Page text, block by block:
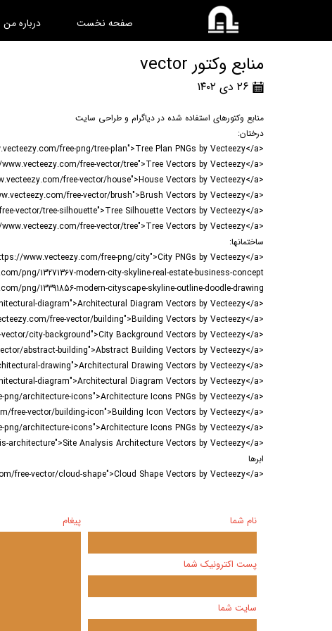
صفحه نخست درباره من
منابع وکتور vector
۲۶ دی ۱۴۰۲
منابع وکتورهای استفاده شده در دیاگرام و طراحی سایت
درختان:
<a href="https://www.vecteezy.com/free-png/tree-plan">Tree Plan PNGs by Vecteezy</a>
<a href="https://www.vecteezy.com/free-vector/tree">Tree Vectors by Vecteezy</a>
<a href="https://www.vecteezy.com/free-vector/house">House Vectors by Vecteezy</a>
<a href="https://www.vecteezy.com/free-vector/brush">Brush Vectors by Vecteezy</a>
<a href="https://www.vecteezy.com/free-vector/tree-silhouette">Tree Silhouette Vectors by Vecteezy</a>
<a href="https://www.vecteezy.com/free-vector/tree">Tree Vectors by Vecteezy</a>
ساختمانها:
<a href="https://www.vecteezy.com/free-png/city">City PNGs by Vecteezy</a>
png/13271367-modern-city-skyline-real-estate-business-concept
png/13391856-modern-cityscape-skyline-outline-doodle-drawing
<a href="https://www.vecteezy.com/free-vector/architectural-diagram">Architectural Diagram Vectors by Vecteezy</a>
<a href="https://www.vecteezy.com/free-vector/building">Building Vectors by Vecteezy</a>
<a href="https://www.vecteezy.com/free-vector/city-background">City Background Vectors by Vecteezy</a>
<a href="https://www.vecteezy.com/free-vector/abstract-building">Abstract Building Vectors by Vecteezy</a>
<a href="https://www.vecteezy.com/free-vector/architectural-drawing">Architectural Drawing Vectors by Vecteezy</a>
<a href="https://www.vecteezy.com/free-vector/architectural-diagram">Architectural Diagram Vectors by Vecteezy</a>
<a href="https://www.vecteezy.com/free-png/architecture-icons">Architecture Icons PNGs by Vecteezy</a>
<a href="https://www.vecteezy.com/free-vector/building-icon">Building Icon Vectors by Vecteezy</a>
<a href="https://www.vecteezy.com/free-png/architecture-icons">Architecture Icons PNGs by Vecteezy</a>
<a href="https://www.vecteezy.com/free-vector/site-analysis-architecture">Site Analysis Architecture Vectors by Vecteezy</a>
ابرها
<a href="https://www.vecteezy.com/free-vector/cloud-shape">Cloud Shape Vectors by Vecteezy</a>
نام شما
پست اکترونیک شما
سایت شما
پیغام